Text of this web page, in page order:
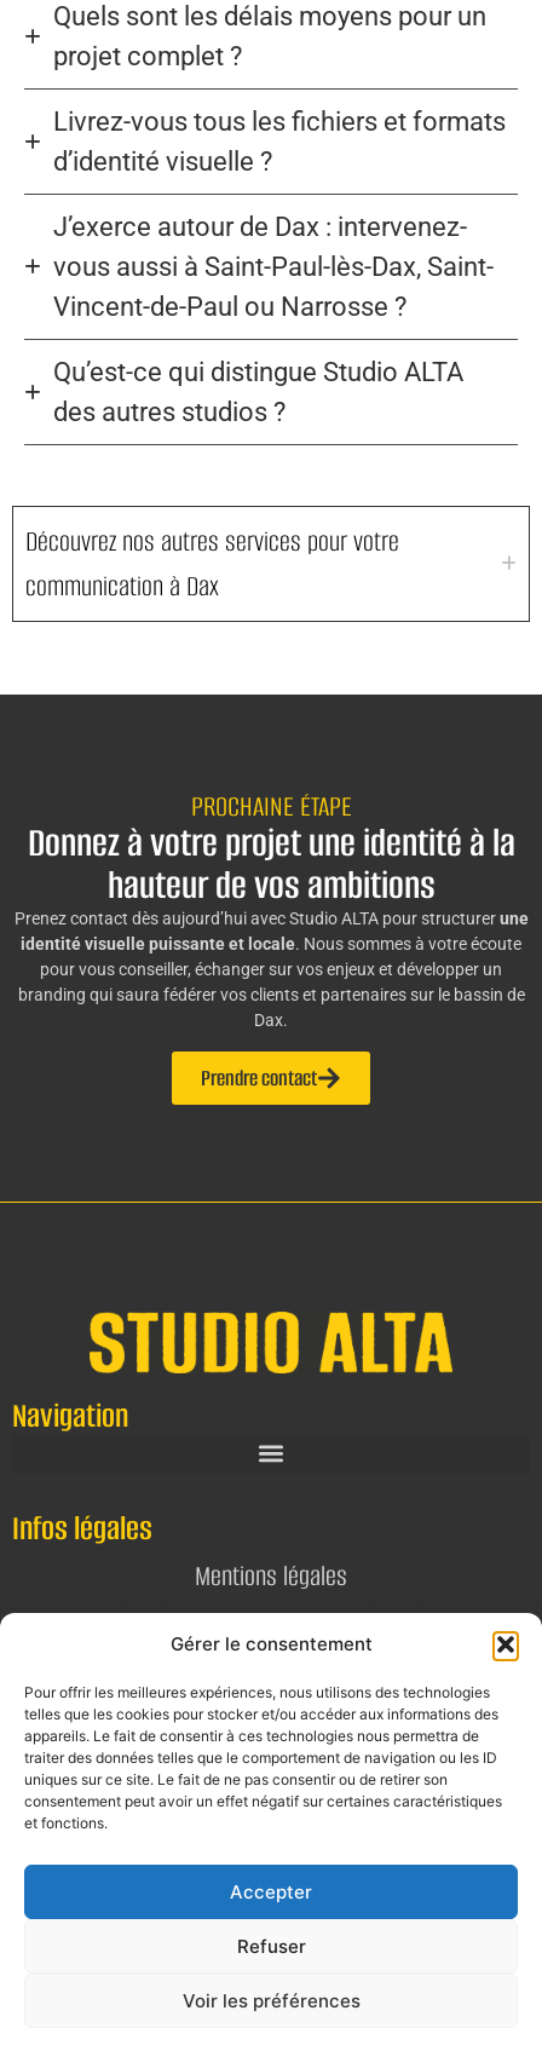
Gérer le consentement
Pour offrir les meilleures expériences, nous utilisons des technologies
telles que les cookies pour stocker et/ou accéder aux informations des
appareils. Le fait de consentir à ces technologies nous permettra de
traiter des données telles que le comportement de navigation ou les ID
uniques sur ce site. Le fait de ne pas consentir ou de retirer son
consentement peut avoir un effet négatif sur certaines caractéristiques
et fonctions.
Accepter
Refuser
Voir les préférences
Quels sont les délais moyens pour un
projet complet ?
Livrez-vous tous les fichiers et formats
d’identité visuelle ?
J’exerce autour de Dax : intervenez-
vous aussi à Saint-Paul-lès-Dax, Saint-
Vincent-de-Paul ou Narrosse ?
Qu’est-ce qui distingue Studio ALTA
des autres studios ?
Découvrez nos autres services pour votre
communication à Dax
PROCHAINE ÉTAPE
Donnez à votre projet une identité à la
hauteur de vos ambitions
Prenez contact dès aujourd’hui avec Studio ALTA pour structurerune
identité visuelle puissante et locale. Nous sommes à votre écoute
pour vous conseiller, échanger sur vos enjeux et développer un
branding qui saura fédérer vos clients et partenaires sur le bassin de
Dax.
Prendre contact
Navigation
Infos légales
Mentions légales
Politique de confidentialité
Contact
E-mail
contact@alta-studio.fr
0760115323